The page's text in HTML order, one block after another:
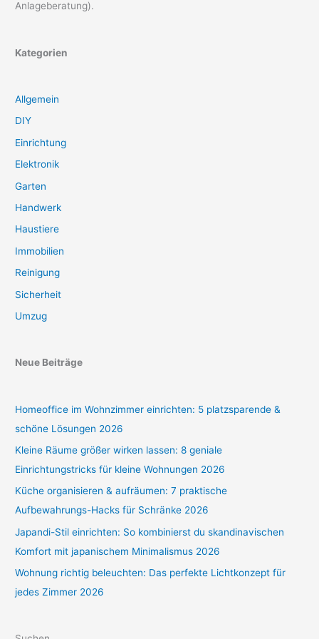
Anlageberatung).
Kategorien
Allgemein
DIY
Einrichtung
Elektronik
Garten
Handwerk
Haustiere
Immobilien
Reinigung
Sicherheit
Umzug
Neue Beiträge
Homeoffice im Wohnzimmer einrichten: 5 platzsparende &
schöne Lösungen 2026
Kleine Räume größer wirken lassen: 8 geniale
Einrichtungstricks für kleine Wohnungen 2026
Küche organisieren & aufräumen: 7 praktische
Aufbewahrungs-Hacks für Schränke 2026
Japandi-Stil einrichten: So kombinierst du skandinavischen
Komfort mit japanischem Minimalismus 2026
Wohnung richtig beleuchten: Das perfekte Lichtkonzept für
jedes Zimmer 2026